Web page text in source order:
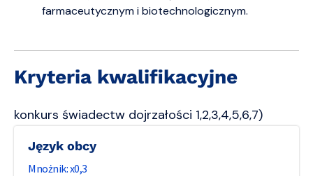
farmaceutycznym i biotechnologicznym.
Kryteria kwalifikacyjne
konkurs świadectw dojrzałości 1,2,3,4,5,6,7)
język obcy
0,3